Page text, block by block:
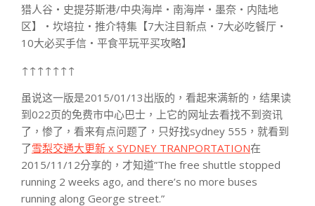
猎人谷・史提芬斯港/中央海岸・南海岸・墨奈・内陆地
区】・坎培拉・推介特集【7大注目新点・7大必吃餐厅・
10大必买手信・平食平玩平买攻略】
↑↑↑↑↑↑↑
虽说这一版是2015/01/13出版的，看起来满新的，结果读
到022页的免费市中心巴士，上它的网址去看找不到资讯
了，惨了，看来有点问题了，只好找sydney 555，就看到
了雪梨交通大更新 x SYDNEY TRANPORTATION在
2015/11/12分享的，才知道”The free shuttle stopped
running 2 weeks ago, and there’s no more buses
running along George street.”